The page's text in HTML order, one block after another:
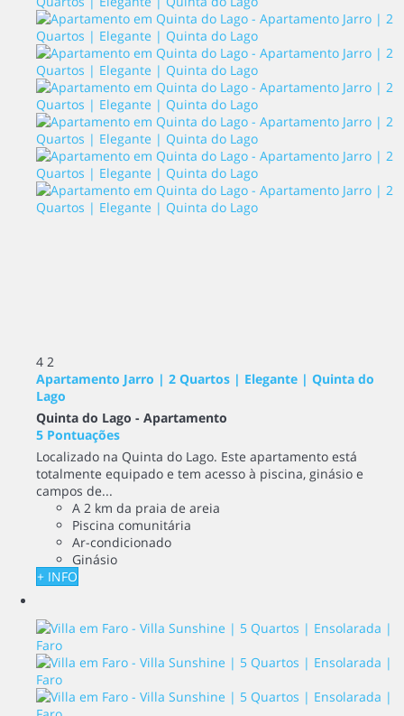
4 2
Apartamento Jarro | 2 Quartos | Elegante | Quinta do
Lago
Quinta do Lago - Apartamento
5 Pontuações
Localizado na Quinta do Lago. Este apartamento está
totalmente equipado e tem acesso à piscina, ginásio e
campos de...
A 2 km da praia de areia
Piscina comunitária
Ar-condicionado
Ginásio
+ INFO